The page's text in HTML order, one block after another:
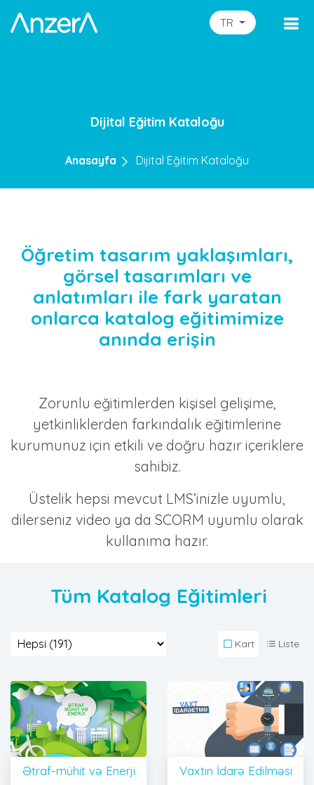
TR
Dijital Eğitim Kataloğu
Anasayfa Dijital Eğitim Kataloğu
Öğretim tasarım yaklaşımları,
görsel tasarımları ve
anlatımları ile fark yaratan
onlarca katalog eğitimimize
anında erişin
Zorunlu eğitimlerden kişisel gelişime,
yetkinliklerden farkındalık eğitimlerine
kurumunuz için etkili ve doğru hazır içeriklere
sahibiz.
Üstelik hepsi mevcut LMS’inizle uyumlu,
dilerseniz video ya da SCORM uyumlu olarak
kullanıma hazır.
Tüm Katalog Eğitimleri
Kart Liste
Ətraf-mühit və Enerji Vaxtın İdarə Edilməsi